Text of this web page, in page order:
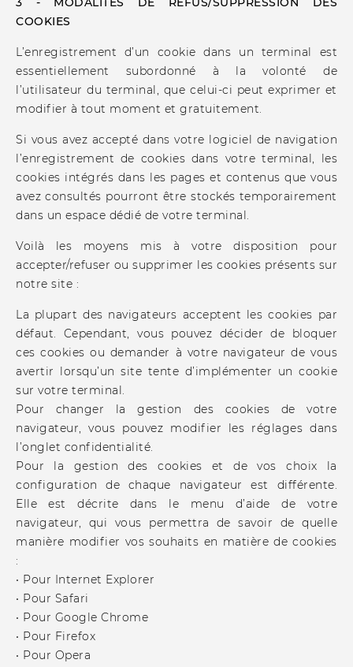
COOKIES
L’enregistrement d’un cookie dans un terminal est
essentiellement subordonné à la volonté de
l’utilisateur du terminal, que celui-ci peut exprimer et
modifier à tout moment et gratuitement.
Si vous avez accepté dans votre logiciel de navigation
l’enregistrement de cookies dans votre terminal, les
cookies intégrés dans les pages et contenus que vous
avez consultés pourront être stockés temporairement
dans un espace dédié de votre terminal.
Voilà les moyens mis à votre disposition pour
accepter/refuser ou supprimer les cookies présents sur
notre site :
La plupart des navigateurs acceptent les cookies par
défaut. Cependant, vous pouvez décider de bloquer
ces cookies ou demander à votre navigateur de vous
avertir lorsqu’un site tente d’implémenter un cookie
sur votre terminal.
Pour changer la gestion des cookies de votre
navigateur, vous pouvez modifier les réglages dans
l’onglet confidentialité.
Pour la gestion des cookies et de vos choix la
configuration de chaque navigateur est différente.
Elle est décrite dans le menu d’aide de votre
navigateur, qui vous permettra de savoir de quelle
manière modifier vos souhaits en matière de cookies
:
• Pour Internet Explorer
• Pour Safari
• Pour Google Chrome
• Pour Firefox
• Pour Opera